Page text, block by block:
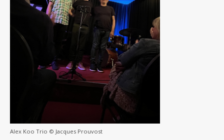
Alex Koo Trio © Jacques Prouvost